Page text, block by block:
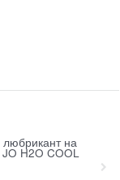
на
H2O COOL